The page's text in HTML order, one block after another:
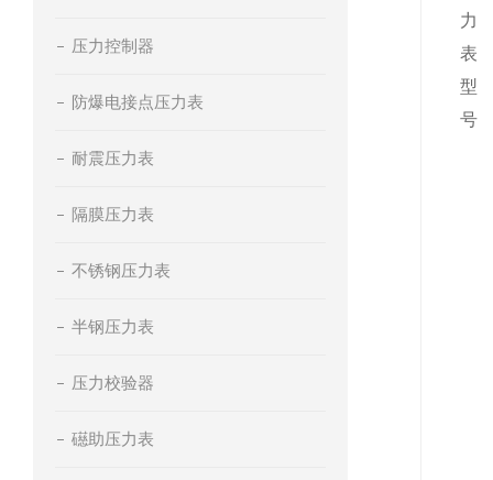
压力控制器
防爆电接点压力表
耐震压力表
隔膜压力表
不锈钢压力表
半钢压力表
压力校验器
礠助压力表
力
表
型
号